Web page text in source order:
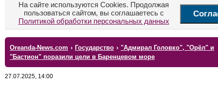
На сайте используются Cookies. Продолжая
пользоваться сайтом, вы соглашаетесь с
Политикой обработки персональных данных
Oreanda-News.com › Государство › "Адмирал Головко", "Орёл" и
"Бастион" поразили цели в Баренцевом море
27.07.2025, 14:00